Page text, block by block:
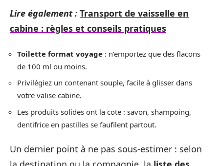
Lire également : Transport de vaisselle en
cabine : règles et conseils pratiques
Toilette format voyage : n’emportez que des flacons
de 100 ml ou moins.
Privilégiez un contenant souple, facile à glisser dans
votre valise cabine.
Les produits solides ont la cote : savon, shampoing,
dentifrice en pastilles se faufilent partout.
Un dernier point à ne pas sous-estimer : selon